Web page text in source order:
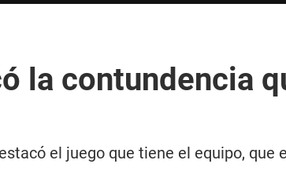
la contundencia
el juego que tiene el equipo,